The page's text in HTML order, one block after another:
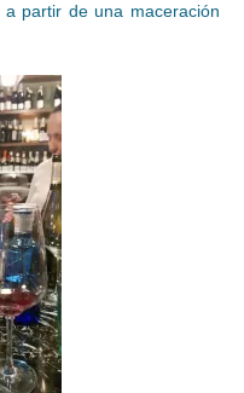
partir de una maceración